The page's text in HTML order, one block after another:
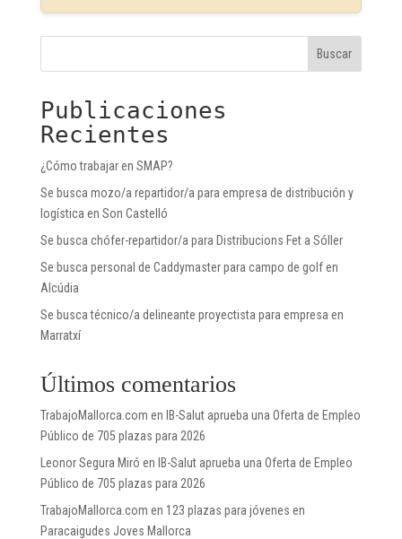
Buscar
Publicaciones
Recientes
¿Cómo trabajar en SMAP?
Se busca mozo/a repartidor/a para empresa de distribución y
logística en Son Castelló
Se busca chófer-repartidor/a para Distribucions Fet a Sóller
Se busca personal de Caddymaster para campo de golf en
Alcúdia
Se busca técnico/a delineante proyectista para empresa en
Marratxí
Últimos comentarios
TrabajoMallorca.com en IB-Salut aprueba una Oferta de Empleo
Público de 705 plazas para 2026
Leonor Segura Miró en IB-Salut aprueba una Oferta de Empleo
Público de 705 plazas para 2026
TrabajoMallorca.com en 123 plazas para jóvenes en
Paracaigudes Joves Mallorca